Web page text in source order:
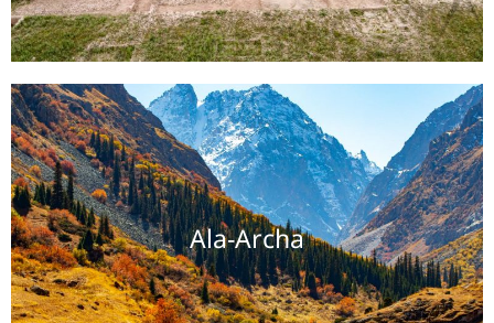
Ala-Archa